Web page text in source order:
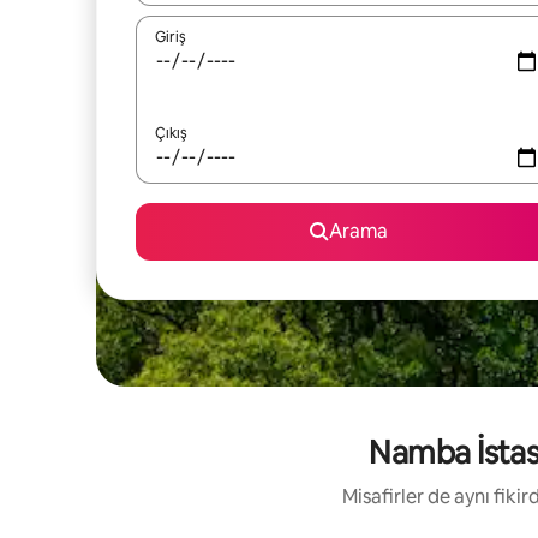
Giriş
Çıkış
Arama
Namba
Misafirler de aynı